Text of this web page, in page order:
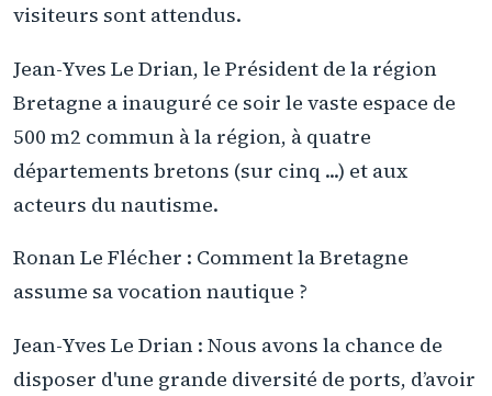
visiteurs sont attendus.
Jean-Yves Le Drian, le Président de la région
Bretagne a inauguré ce soir le vaste espace de
500 m2 commun à la région, à quatre
départements bretons (sur cinq ...) et aux
acteurs du nautisme.
Ronan Le Flécher : Comment la Bretagne
assume sa vocation nautique ?
Jean-Yves Le Drian : Nous avons la chance de
disposer d'une grande diversité de ports, d’avoir